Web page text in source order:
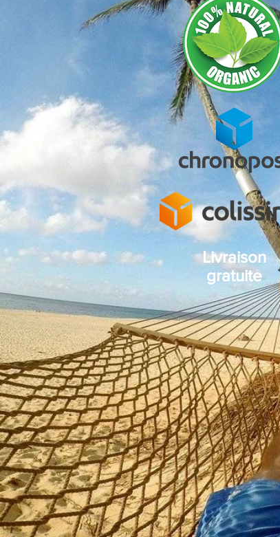
Livraison
gratuite